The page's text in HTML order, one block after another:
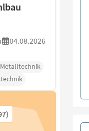
04.08.2026
Metalltechnik